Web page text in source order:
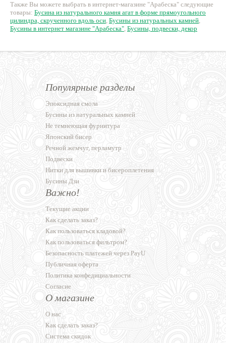
Также Вы можете выбрать в интернет-магазине "Арабеска" следующие
товары: Бусина из натурального камня агат в форме прямоугольного
цилиндра, скрученного вдоль оси, Бусины из натуральных камней,
Бусины в интернет магазине "Арабеска", Бусины, подвески, декор
Популярные разделы
Эпоксидная смола
Бусины из натуральных камней
Не темнеющая фурнитура
Японский бисер
Речной жемчуг, перламутр
Подвески
Нитки для вышивки и бисероплетения
Бусины Дзи
Важно!
Текущие акции
Как сделать заказ?
Как пользоваться кладовой?
Как пользоваться фильтром?
Безопасность платежей через PayU
Публичная оферта
Политика конфедициальности
Согласие
О магазине
О нас
Как сделать заказ?
Система скидок